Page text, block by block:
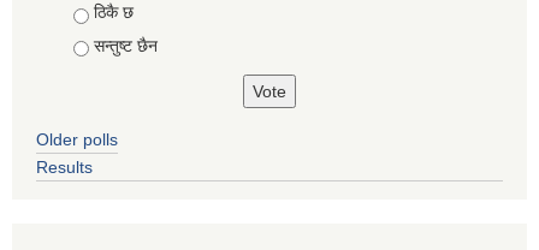
ठिकै छ
सन्तुष्ट छैन
Older polls
Results